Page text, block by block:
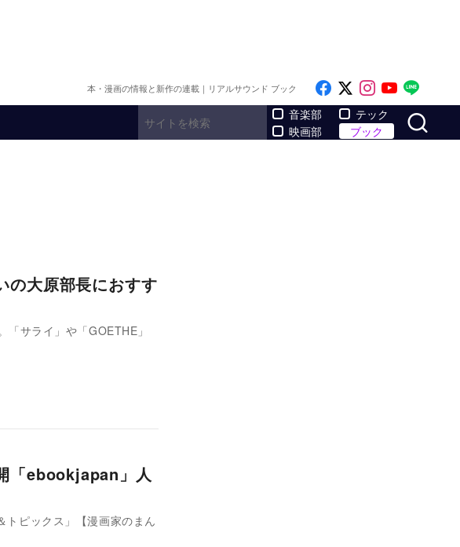
本・漫画の情報と新作の連載｜リアルサウンド ブック Like on Facebook
Follow on x
Follow on
Follow
音楽部
映画部
テック
ブック
の大原部長におすす
サライ」や「GOETHE」
「ebookjapan」人
ピックス」【漫画家のまん